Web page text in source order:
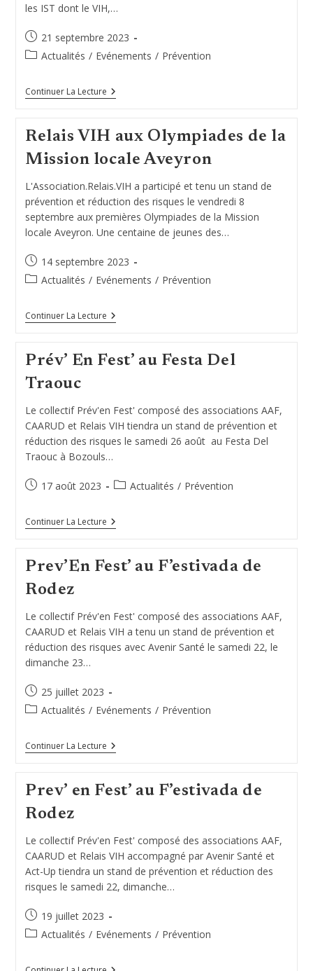
les IST dont le VIH,…
Publication
publiée :
21 septembre 2023
PostActualités / Evénements / Prévention
Continuer La LectureRentrée
De
Associative
Centre
De
Rodez
Relais VIH aux Olympiades de la
Mission locale Aveyron
L'Association.Relais.VIH a participé et tenu un stand de
prévention et réduction des risques le vendredi 8
septembre aux premières Olympiades de la Mission
locale Aveyron. Une centaine de jeunes des…
Publication
publiée :
14 septembre 2023
PostActualités / Evénements / Prévention
Continuer La LectureRelais
VIH
De
Aveyron
Prév’ En Fest’ au Festa Del
Traouc
Le collectif Prév'en Fest' composé des associations AAF,
CAARUD et Relais VIH tiendra un stand de prévention et
réduction des risques le samedi 26 août au Festa Del
Traouc à Bozouls…
Publication
17 août 2023
PostActualités / Prévention
Continuer La LecturePrév’
En
Festa
Prev’En Fest’ au F’estivada de
Rodez
Le collectif Prév'en Fest' composé des associations AAF,
CAARUD et Relais VIH a tenu un stand de prévention et
réduction des risques avec Avenir Santé le samedi 22, le
dimanche 23…
Publication
publiée :
25 juillet 2023
PostActualités / Evénements / Prévention
Continuer La LecturePrev’En
Fest’
De
Prev’ en Fest’ au F’estivada de
Rodez
Le collectif Prév'en Fest' composé des associations AAF,
CAARUD et Relais VIH accompagné par Avenir Santé et
Act-Up tiendra un stand de prévention et réduction des
risques le samedi 22, dimanche…
Publication
publiée :
19 juillet 2023
PostActualités / Evénements / Prévention